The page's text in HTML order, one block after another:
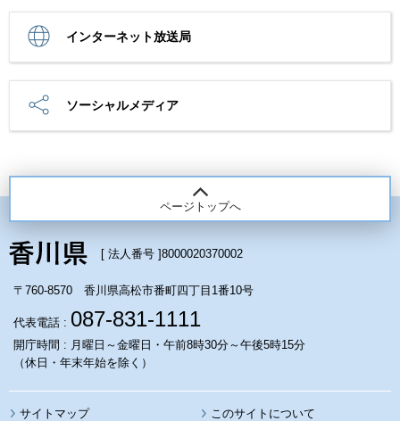
インターネット放送局
ソーシャルメディア
ページトップへ
[ 法人番号 ]8000020370002
〒760-8570 香川県高松市番町四丁目1番10号
代表電話 : 087-831-1111
開庁時間 : 月曜日～金曜日・午前8時30分～午後5時15分
（休日・年末年始を除く）
サイトマップ このサイトについて